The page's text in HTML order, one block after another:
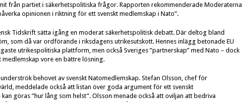
från partiet i säkerhetspolitiska frågor. Rapporten rekommenderade Moderaterna
opinionen i riktning för ett svenskt medlemskap i Nato”.
Tidskrift sätta igång en moderat säkerhetspolitisk debatt. Där deltog bland
som då var ordförande i riksdagens utrikesutskott. Hennes inlägg betonade EU
utrikespolitiska plattform, men också Sveriges ”partnerskap” med Nato – dock
medlemskap vore en bättre lösning.
behovet av svenskt Natomedlemskap. Stefan Olsson, chef för
meddelade också att listan över goda argument för ett svenskt
göras ”hur lång som helst”. Olsson menade också att oviljan att bedriva